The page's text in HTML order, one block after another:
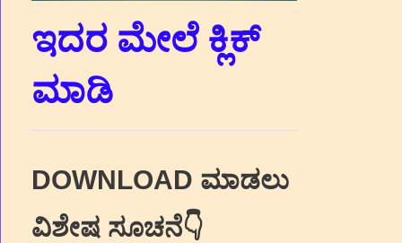
ಇದರ ಮೇಲೆ ಕ್ಲಿಕ್‌
ಮಾಡಿ
DOWNLOAD ಮಾಡಲು
ವಿಶೇಷ ಸೂಚನೆ👇